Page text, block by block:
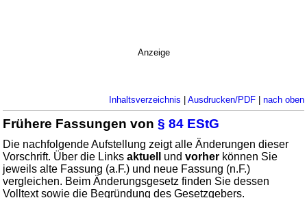
Anzeige
Inhaltsverzeichnis | Ausdrucken/PDF| nach oben
Frühere Fassungen von§ 84 EStG
Die nachfolgende Aufstellung zeigt alle Änderungen dieser
Vorschrift. Über die Linksaktuell undvorher können Sie
jeweils alte Fassung (a.F.) und neue Fassung (n.F.)
vergleichen. Beim Änderungsgesetz finden Sie dessen
Volltext sowie die Begründung des Gesetzgebers.